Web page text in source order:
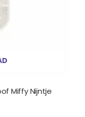
Miffy Nijntje